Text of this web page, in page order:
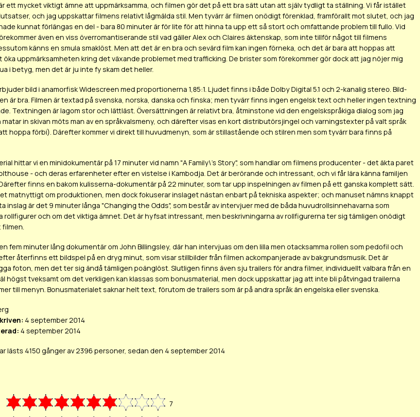
ett mycket viktigt ämne att uppmärksamma, och filmen gör det på ett bra sätt utan att själv tydligt ta ställning. Vi får istället
och jag uppskattar filmens relativt lågmälda stil. Men tyvärr är filmen onödigt förenklad, framförallt mot slutet, och jag
kunnat förlängas en del - bara 80 minuter är för lite för att hinna ta upp ett så stort och omfattande problem till fullo. Vid
även en viss överromantiserande stil vad gäller Alex och Claires äktenskap, som inte tillför något till filmens
känns en smula smaklöst. Men att det är en bra och sevärd film kan ingen förneka, och det är bara att hoppas att
öka uppmärksamheten kring det växande problemet med trafficking. De brister som förekommer gör dock att jag nöjer mig
i betyg, men det är ju inte fy skam det heller.
bild i anamorfisk Widescreen med proportionerna 1,85:1. Ljudet finns i både Dolby Digital 5.1 och 2-kanalig stereo. Bild-
är bra. Filmen är textad på svenska, norska, danska och finska; men tyvärr finns ingen engelsk text och heller ingen textning
Textningen är lagom stor och lättläst. Översättningen är relativt bra, åtminstone vid den engelskspråkiga dialog som jag
matar in skivan möts man av en språkvalsmeny, och därefter visas en kort distributörsjingel och varningstexter på valt språk
hoppa förbi). Därefter kommer vi direkt till huvudmenyn, som är stillastående och stilren men som tyvärr bara finns på
hittar vi en minidokumentär på 17 minuter vid namn "A Family\'s Story", som handlar om filmens producenter - det äkta paret
- och deras erfarenheter efter en vistelse i Kambodja. Det är berörande och intressant, och vi får lära känna familjen
finns en bakom kulisserna-dokumentär på 22 minuter, som tar upp inspelningen av filmen på ett ganska komplett sätt.
matnyttigt om produktionen, men dock fokuserar inslaget nästan enbart på tekniska aspekter; och manuset nämns knappt
inslag är det 9 minuter långa "Changing the Odds", som består av intervjuer med de båda huvudrollsinnehavarna som
rollfigurer och om det viktiga ämnet. Det är hyfsat intressant, men beskrivningarna av rollfigurerna ter sig tämligen onödigt
filmen.
fem minuter lång dokumentär om John Billingsley, där han intervjuas om den lilla men otacksamma rollen som pedofil och
återfinns ett bildspel på en dryg minut, som visar stillbilder från filmen ackompanjerade av bakgrundsmusik. Det är
foton, men det ter sig ändå tämligen poänglöst. Slutligen finns även sju trailers för andra filmer, individuellt valbara från en
högst tveksamt om det verkligen kan klassas som bonusmaterial, men dock uppskattar jag att inte bli påtvingad trailerna
till menyn. Bonusmaterialet saknar helt text, förutom de trailers som är på andra språk än engelska eller svenska.
4 september 2014
4 september 2014
lästs 4150 gånger av 2396 personer, sedan den 4 september 2014
7